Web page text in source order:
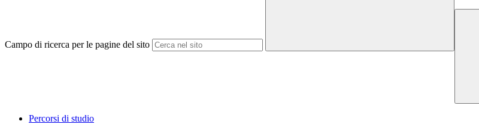
Campo di ricerca per le pagine del sito
Percorsi di studio